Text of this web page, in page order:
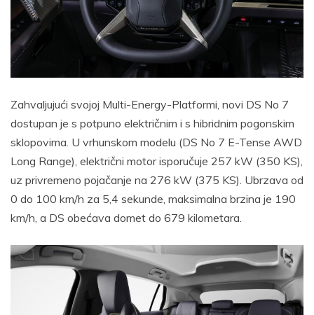
Zahvaljujući svojoj Multi-Energy-Platformi, novi DS No 7
dostupan je s potpuno električnim i s hibridnim pogonskim
sklopovima. U vrhunskom modelu (DS No 7 E-Tense AWD
Long Range), električni motor isporučuje 257 kW (350 KS),
uz privremeno pojačanje na 276 kW (375 KS). Ubrzava od
0 do 100 km/h za 5,4 sekunde, maksimalna brzina je 190
km/h, a DS obećava domet do 679 kilometara.